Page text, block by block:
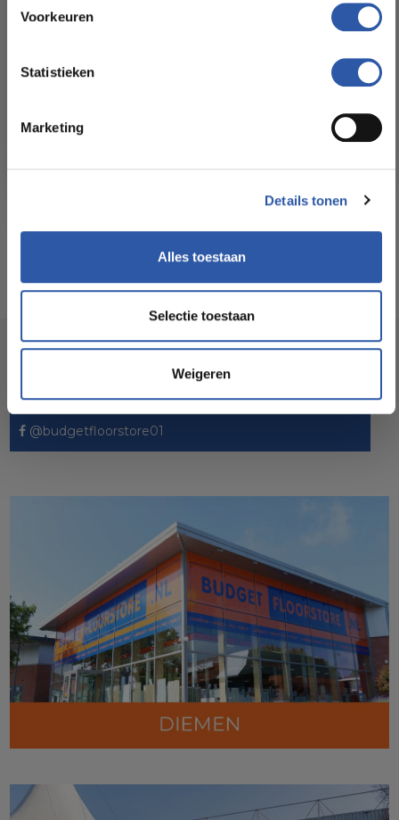
Voorkeuren
Statistieken
Marketing
Details tonen
Alles toestaan
Selectie toestaan
Weigeren
3 - 5 werkdagen
Garantie: 15 jaar
Socialmedia
@budgetfloorstore01
betaalbare prijzen. Profiteer van een zorgeloze installatie